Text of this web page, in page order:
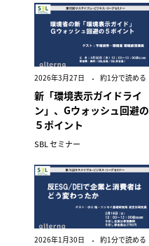
2026年3月27日 約1分で読める
新「環境表示ガイドライ
ン」、Gウォッシュ回避の
５ポイント
SBL セミナー
2026年1月30日 約1分で読める